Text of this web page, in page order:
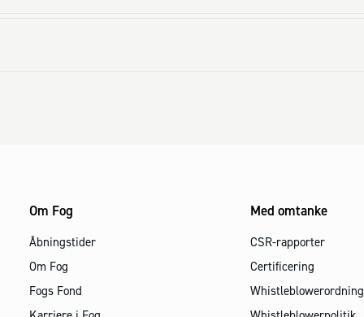
Om Fog
Åbningstider
Om Fog
Fogs Fond
Med omtanke
CSR-rapporter
Certificering
Whistleblowerordning